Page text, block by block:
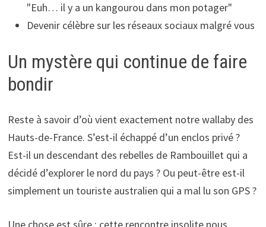
"Euh… il y a un kangourou dans mon potager"
Devenir célèbre sur les réseaux sociaux malgré vous
Un mystère qui continue de faire
bondir
Reste à savoir d’où vient exactement notre wallaby des
Hauts-de-France. S’est-il échappé d’un enclos privé ?
Est-il un descendant des rebelles de Rambouillet qui a
décidé d’explorer le nord du pays ? Ou peut-être est-il
simplement un touriste australien qui a mal lu son GPS ?